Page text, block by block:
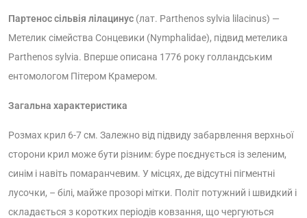
Партенос сільвія лілацинус (лат. Parthenos sylvia lilacinus) —
Метелик сімейства Сонцевики (Nymphalidae), підвид метелика
Parthenos sylvia. Вперше описана 1776 року голландським
ентомологом Пітером Крамером.
Загальна характеристика
Розмах крил 6-7 см. Залежно від підвиду забарвлення верхньої
сторони крил може бути різним: буре поєднується із зеленим,
синім і навіть помаранчевим. У місцях, де відсутні пігментні
лусочки, – білі, майже прозорі мітки. Політ потужний і швидкий і
складається з коротких періодів ковзання, що чергуються